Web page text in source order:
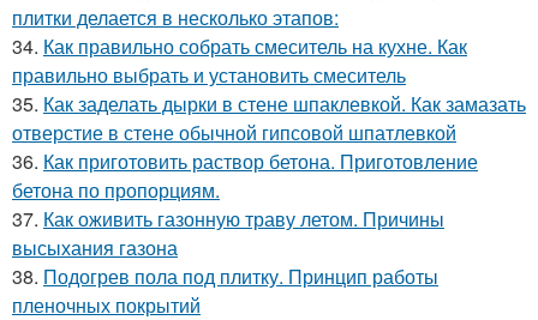
плитки делается в несколько этапов:
34. Как правильно собрать смеситель на кухне. Как
правильно выбрать и установить смеситель
35. Как заделать дырки в стене шпаклевкой. Как замазать
отверстие в стене обычной гипсовой шпатлевкой
36. Как приготовить раствор бетона. Приготовление
бетона по пропорциям.
37. Как оживить газонную траву летом. Причины
высыхания газона
38. Подогрев пола под плитку. Принцип работы
пленочных покрытий